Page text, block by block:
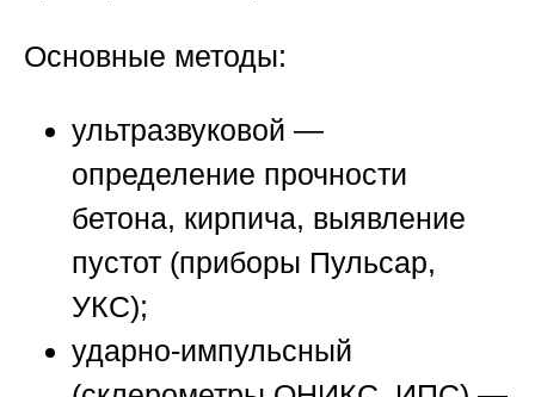
Основные методы:
ультразвуковой —
определение прочности
бетона, кирпича, выявление
пустот (приборы Пульсар,
УКС);
ударно-импульсный